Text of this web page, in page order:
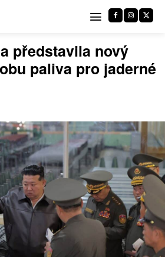
představila nový
paliva pro jaderné